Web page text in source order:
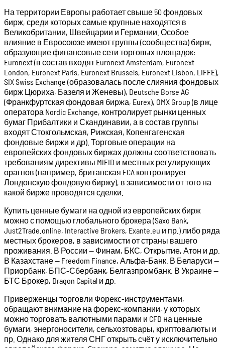
На территории Европы работает свыше 50 фондовых
бирж, среди которых самые крупные находятся в
Великобритании, Швейцарии и Германии. Особое
влияние в Евросоюзе имеют группы (сообщества) бирж,
образующие финансовые сети торговых площадок:
Euronext (в состав входят Euronext Amsterdam, Euronext
London, Euronext Paris, Euronext Brussels, Euronext Lisbon, LIFFE),
SIX Swiss Exchange (образовалась после слияния фондовых
бирж Цюриха, Базеля и Женевы), Deutsche Borse AG
(Франкфуртская фондовая биржа, Eurex), OMX Group (в лице
оператора Nordic Exchange, контролирует рынки ценных
бумаг Прибалтики и Скандинавии, а в состав группы
входят Стокгольмская, Рижская, Копенгагенская
фондовые биржи и др). Торговые операции на
европейских фондовых биржах должны соответствовать
требованиям директивы MiFID и местных регулирующих
орагнов (например, британская FCA контролирует
Лондонскую фондовую биржу), в зависимости от того на
какой бирже проводятся сделки.
Купить ценные бумаги на одной из европейских бирж
можно с помощью глобального брокера (Saxo Bank,
Just2Trade.online, Interactive Brokers, Exante.eu и пр.) либо ряда
местных брокеров, в зависимости от страны вашего
проживания. В России — Финам, БКС, Открытие, Атон и др.
В Казахстане — Freedom Finance, Альфа-Банк. В Беларуси —
Приорбанк, БПС-Сбербанк, Белгазпромбанк. В Украине —
БТС Брокер, Dragon Capital и др.
Приверженцы торговли Форекс-инструментами,
обращают внимание на форекс-компании, у которых
можно торговать валютными парами и CFD на ценные
бумаги, энергоносители, сельхозтовары, криптовалюты и
пр. Однако для жителя СНГ открыть счёт у исключительно